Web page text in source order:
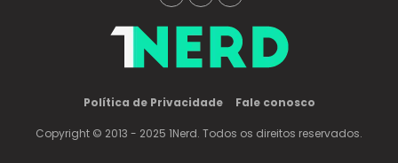
Política de Privacidade Fale conosco
Copyright © 2013 - 2025 1Nerd. Todos os direitos reservados.